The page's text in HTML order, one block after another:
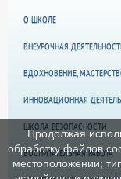
О ШКОЛЕ
ВНЕУРОЧНАЯ
ВДОХНОВЕНИЕ,
ИННОВАЦИОННАЯ
ШКОЛА БЕЗОПАСНОСТИ
ВОСПИТАТЕЛЬНАЯ РАБОТА
Продолжая
обработку файлов
местоположении;